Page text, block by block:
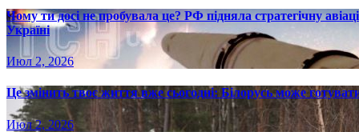
Чому ти досі не пробувала це? РФ підняла стратегічну
Україні
Июл 2, 2026
Це змінить твоє життя вже сьогодні: Білорусь може
Июл 2, 2026